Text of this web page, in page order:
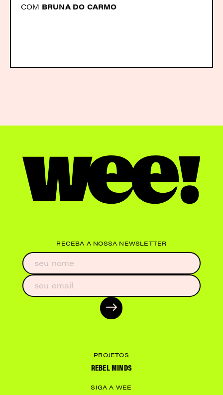
COM BRUNA DO CARMO
RECEBA A NOSSA NEWSLETTER
PROJETOS
REBEL MINDS
SIGA A WEE